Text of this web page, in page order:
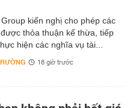
kiến nghị cho phép các
thỏa thuận kế thừa, tiếp
hiện các nghĩa vụ tài...
18 giờ trước